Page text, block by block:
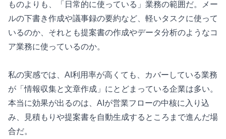
ものよりも、「日常的に使っている」業務の範囲だ。メー
ルの下書き作成や議事録の要約など、軽いタスクに使って
いるのか、それとも提案書の作成やデータ分析のようなコ
ア業務に使っているのか。
私の実感では、AI利用率が高くても、カバーしている業務
が「情報収集と文章作成」にとどまっている企業は多い。
本当に効果が出るのは、AIが営業フローの中核に入り込
み、見積もりや提案書を自動生成するところまで進んだ場
合だ。